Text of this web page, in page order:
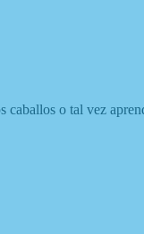
caballos o tal vez